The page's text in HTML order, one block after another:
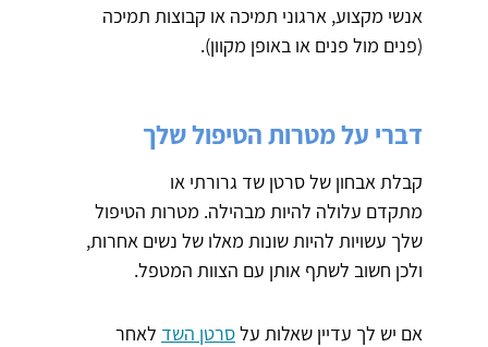
אנשי מקצוע, ארגוני תמיכה או קבוצות תמיכה
(פנים מול פנים או באופן מקוון).
דברי על מטרות הטיפול שלך
קבלת אבחון של סרטן שד גרורתי או
מתקדם עלולה להיות מבהילה. מטרות הטיפול
שלך עשויות להיות שונות מאלו של נשים אחרות,
ולכן חשוב לשתף אותן עם הצוות המטפל.
אם יש לך עדיין שאלות עלסרטן השד לאחר